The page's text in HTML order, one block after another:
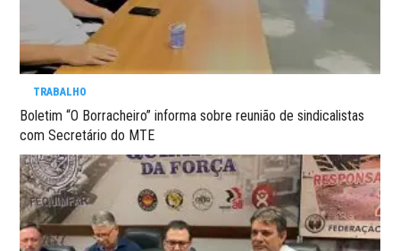
TRABALHO
Boletim “O Borracheiro” informa sobre reunião de sindicalistas
com Secretário do MTE